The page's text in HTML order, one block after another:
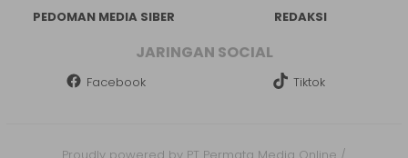
PEDOMAN MEDIA SIBER
REDAKSI
JARINGAN SOCIAL
Facebook Tiktok
Proudly powered by PT Permata Media Online /